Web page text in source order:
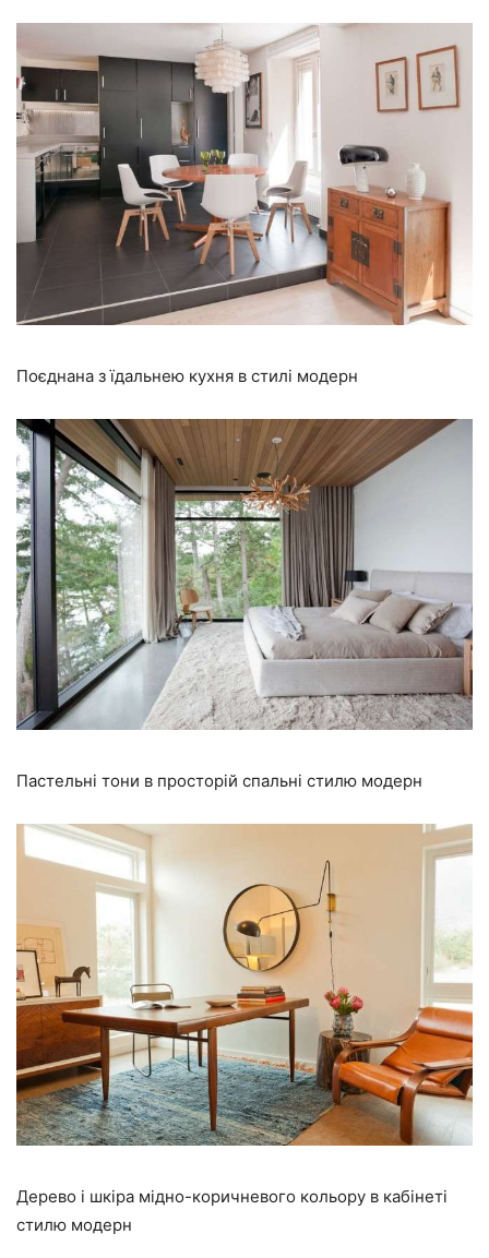
Поєднана з їдальнею кухня в стилі модерн
Пастельні тони в просторій спальні стилю модерн
Дерево і шкіра мідно-коричневого кольору в кабінеті
стилю модерн